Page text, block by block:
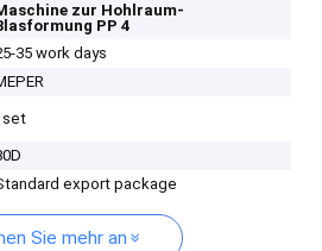
zur Hohlraum-
PP 4
35 work days
export package
Sie mehr an